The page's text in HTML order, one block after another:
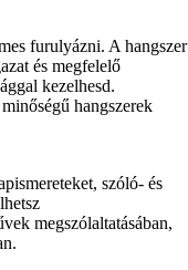
furulyázni. A hangszer
és megfelelő
kezelhesd.
hangszerek
szóló- és
megszólaltatásában,